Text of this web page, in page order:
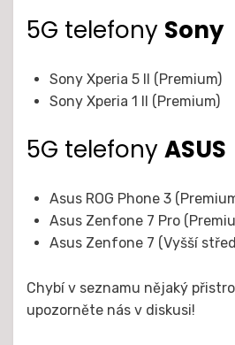
5G telefony Sony
Sony Xperia 5 II (Premium)
Sony Xperia 1 II (Premium)
5G telefonyASUS
Asus ROG Phone 3
Asus Zenfone 7 Pro
Asus Zenfone 7 (Vyšší
Chybí v seznamu nějaký
upozorněte nás v diskusi!